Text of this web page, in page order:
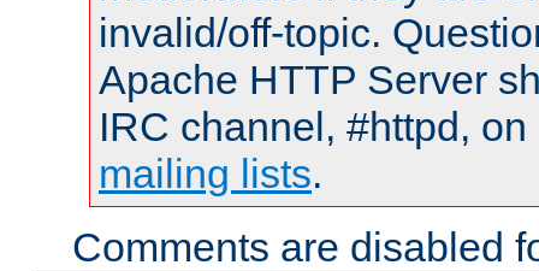
invalid/off-topic.
Apache HTTP Server
IRC channel, #httpd,
mailing lists.
Comments are disabled